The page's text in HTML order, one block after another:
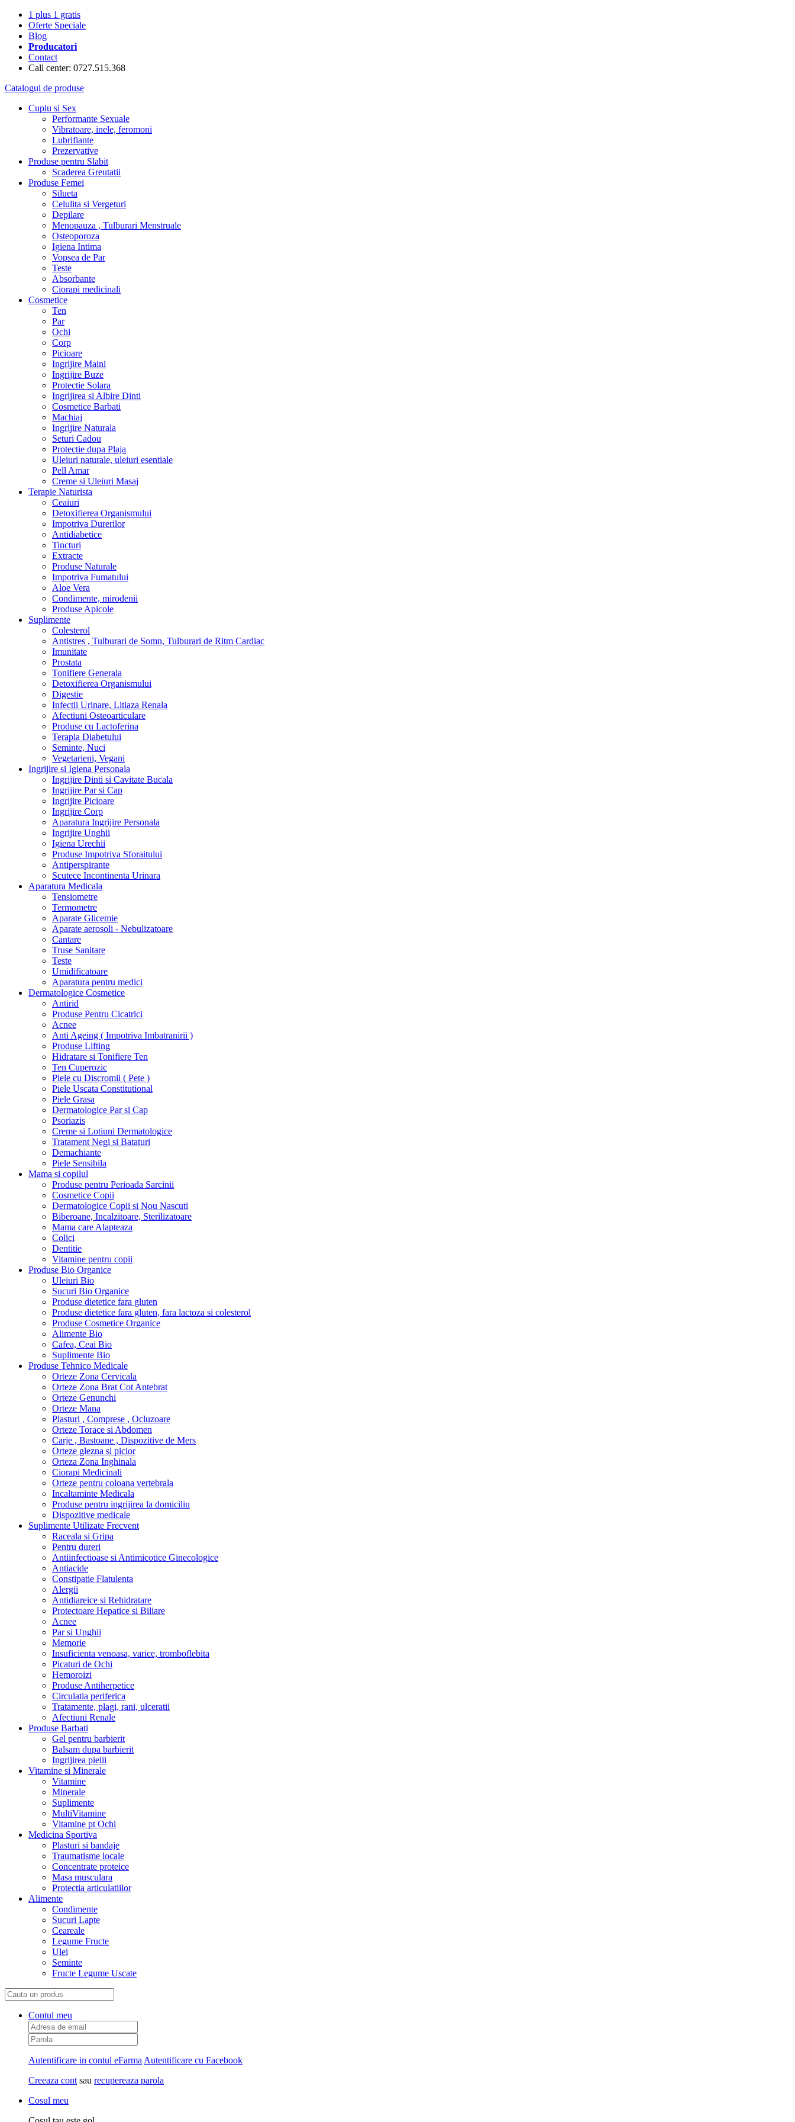
1 plus 1 gratis
Oferte Speciale
Blog
Producatori
Contact
Call center: 0727.515.368
Catalogul de produse
Cuplu si Sex
Performante Sexuale
Vibratoare, inele, feromoni
Lubrifiante
Prezervative
Produse pentru Slabit
Scaderea Greutatii
Produse Femei
Silueta
Celulita si Vergeturi
Depilare
Menopauza , Tulburari Menstruale
Osteoporoza
Igiena Intima
Vopsea de Par
Teste
Absorbante
Ciorapi medicinali
Cosmetice
Ten
Par
Ochi
Corp
Picioare
Ingrijire Maini
Ingrijire Buze
Protectie Solara
Ingrijirea si Albire Dinti
Cosmetice Barbati
Machiaj
Ingrijire Naturala
Seturi Cadou
Protectie dupa Plaja
Uleiuri naturale, uleiuri esentiale
Pell Amar
Creme si Uleiuri Masaj
Terapie Naturista
Ceaiuri
Detoxifierea Organismului
Impotriva Durerilor
Antidiabetice
Tincturi
Extracte
Produse Naturale
Impotriva Fumatului
Aloe Vera
Condimente, mirodenii
Produse Apicole
Suplimente
Colesterol
Antistres , Tulburari de Somn, Tulburari de Ritm Cardiac
Imunitate
Prostata
Tonifiere Generala
Detoxifierea Organismului
Digestie
Infectii Urinare, Litiaza Renala
Afectiuni Osteoarticulare
Produse cu Lactoferina
Terapia Diabetului
Seminte, Nuci
Vegetarieni, Vegani
Ingrijire si Igiena Personala
Ingrijire Dinti si Cavitate Bucala
Ingrijire Par si Cap
Ingrijire Picioare
Ingrijire Corp
Aparatura Ingrijire Personala
Ingrijire Unghii
Igiena Urechii
Produse Impotriva Sforaitului
Antiperspirante
Scutece Incontinenta Urinara
Aparatura Medicala
Tensiometre
Termometre
Aparate Glicemie
Aparate aerosoli - Nebulizatoare
Cantare
Truse Sanitare
Teste
Umidificatoare
Aparatura pentru medici
Dermatologice Cosmetice
Antirid
Produse Pentru Cicatrici
Acnee
Anti Ageing ( Impotriva Imbatranirii )
Produse Lifting
Hidratare si Tonifiere Ten
Ten Cuperozic
Piele cu Discromii ( Pete )
Piele Uscata Constitutional
Piele Grasa
Dermatologice Par si Cap
Psoriazis
Creme si Lotiuni Dermatologice
Tratament Negi si Bataturi
Demachiante
Piele Sensibila
Mama si copilul
Produse pentru Perioada Sarcinii
Cosmetice Copii
Dermatologice Copii si Nou Nascuti
Biberoane, Incalzitoare, Sterilizatoare
Mama care Alapteaza
Colici
Dentitie
Vitamine pentru copii
Produse Bio Organice
Uleiuri Bio
Sucuri Bio Organice
Produse dietetice fara gluten
Produse dietetice fara gluten, fara lactoza si colesterol
Produse Cosmetice Organice
Alimente Bio
Cafea, Ceai Bio
Suplimente Bio
Produse Tehnico Medicale
Orteze Zona Cervicala
Orteze Zona Brat Cot Antebrat
Orteze Genunchi
Orteze Mana
Plasturi , Comprese , Ocluzoare
Orteze Torace si Abdomen
Carje , Bastoane , Dispozitive de Mers
Orteze glezna si picior
Orteza Zona Inghinala
Ciorapi Medicinali
Orteze pentru coloana vertebrala
Incaltaminte Medicala
Produse pentru ingrijirea la domiciliu
Dispozitive medicale
Suplimente Utilizate Frecvent
Raceala si Gripa
Pentru dureri
Antiinfectioase si Antimicotice Ginecologice
Antiacide
Constipatie Flatulenta
Alergii
Antidiareice si Rehidratare
Protectoare Hepatice si Biliare
Acnee
Par si Unghii
Memorie
Insuficienta venoasa, varice, tromboflebita
Picaturi de Ochi
Hemoroizi
Produse Antiherpetice
Circulatia periferica
Tratamente, plagi, rani, ulceratii
Afectiuni Renale
Produse Barbati
Gel pentru barbierit
Balsam dupa barbierit
Ingrijirea pielii
Vitamine si Minerale
Vitamine
Minerale
Suplimente
MultiVitamine
Vitamine pt Ochi
Medicina Sportiva
Plasturi si bandaje
Traumatisme locale
Concentrate proteice
Masa musculara
Protectia articulatiilor
Alimente
Condimente
Sucuri Lapte
Ceareale
Legume Fructe
Ulei
Seminte
Fructe Legume Uscate
Contul meu
Autentificare in contul eFarma Autentificare cu Facebook
Creeaza cont sau recupereaza parola
Cosul meu